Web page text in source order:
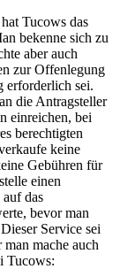
hat Tucows das
bekenne sich zu
aber auch
zur Offenlegung
erforderlich sei.
die Antragsteller
einreichen, bei
berechtigten
keine
Gebühren für
einen
das
bevor man
Service sei
mache auch
Tucows: